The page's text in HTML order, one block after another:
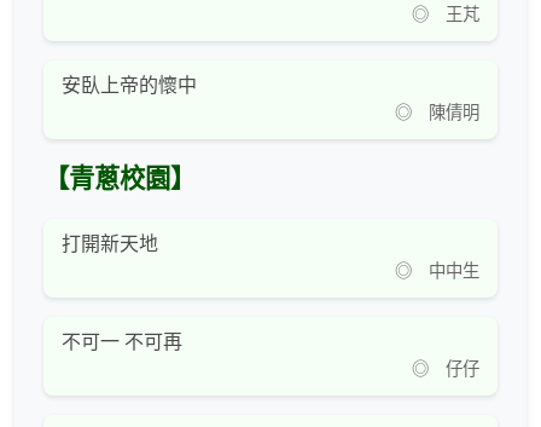
◎ 王芃
安臥上帝的懷中
◎ 陳倩明
【青蔥校園】
打開新天地
◎ 中中生
不可一 不可再
◎ 仔仔